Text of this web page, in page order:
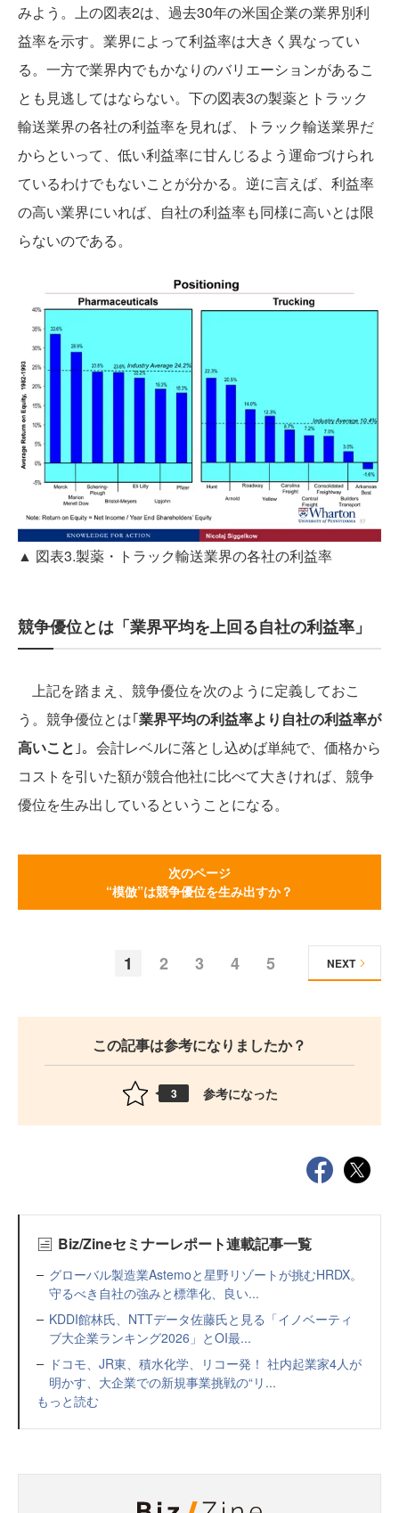
みよう。上の図表2は、過去30年の米国企業の業界別利
益率を示す。業界によって利益率は大きく異なってい
る。一方で業界内でもかなりのバリエーションがあるこ
とも見逃してはならない。下の図表3の製薬とトラック
輸送業界の各社の利益率を見れば、トラック輸送業界だ
からといって、低い利益率に甘んじるよう運命づけられ
ているわけでもないことが分かる。逆に言えば、利益率
の高い業界にいれば、自社の利益率も同様に高いとは限
らないのである。
▲ 図表3.製薬・トラック輸送業界の各社の利益率
競争優位とは「業界平均を上回る自社の利益率」
上記を踏まえ、競争優位を次のように定義しておこ
う。競争優位とは｢業界平均の利益率より自社の利益率が
高いこと ｣。会計レベルに落とし込めば単純で、価格から
コストを引いた額が競合他社に比べて大きければ、競争
優位を生み出しているということになる。
次のページ
“模倣”は競争優位を生み出すか？
1 2 3 4 5 NEXT
この記事は参考になりましたか？
3 参考になった
Biz/Zineセミナーレポート連載記事一覧
グローバル製造業Astemoと星野リゾートが挑むHRDX。
守るべき自社の強みと標準化、良い...
KDDI館林氏、NTTデータ佐藤氏と見る「イノベーティ
ブ大企業ランキング2026」とOI最...
ドコモ、JR東、積水化学、リコー発！ 社内起業家4人が
明かす、大企業での新規事業挑戦の“リ...
もっと読む